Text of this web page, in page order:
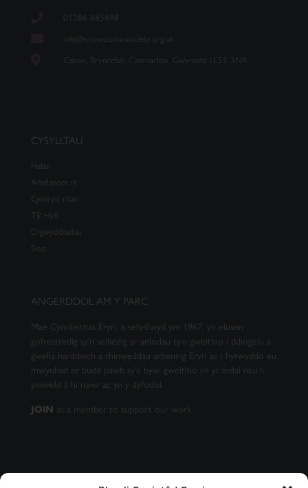
01286 685498
info@snowdonia-society.org.uk
Caban, Brynrefail, Caernarfon, Gwynedd LL55 3NR
CYSYLLTAU
Hafan
Amdanom ni
Cymryd rhan
Tŷ Hyll
Digwyddiadau
Siop
ANGERDDOL AM Y PARC
Mae Cymdeithas Eryri, a sefydlwyd ym 1967, yn elusen
gofrestredig sy’n seiliedig ar aelodau sy’n gweithio i ddiogelu a
gwella harddwch a rhinweddau arbennig Eryri ac i hyrwyddo eu
mwynhad er budd pawb sy’n byw, gweithio yn yr ardal neu’n
ymweld â hi nawr ac yn y dyfodol.
JOIN as a member to support our work.